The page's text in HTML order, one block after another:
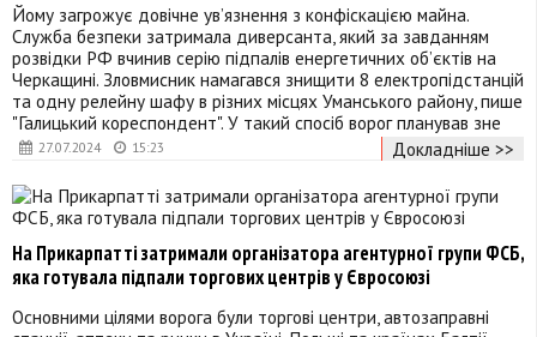
27.07.2024 15:23
Йому загрожує довічне ув’язнення з конфіскацією майна.
Служба безпеки затримала диверсанта, який за завданням
розвідки РФ вчинив серію підпалів енергетичних об’єктів на
Черкащині. Зловмисник намагався знищити 8 електропідстанцій
та одну релейну шафу в різних місцях Уманського району, пише
"Галицький кореспондент". У такий спосіб ворог планував зне
Докладніше >>
На Прикарпатті затримали організатора агентурної групи ФСБ,
яка готувала підпали торгових центрів у Євросоюзі
Основними цілями ворога були торгові центри, автозаправні